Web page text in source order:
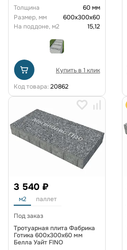
Толщина
60 мм
Размер, мм
600х300х60
На поддоне, м2
15,12
Купить в 1 клик
Код товара: 20862
3 540 ₽
м2 паллет
Под заказ
Тротуарная плита Фабрика
Готика 600х300х60 мм
Белла Уайт FINO